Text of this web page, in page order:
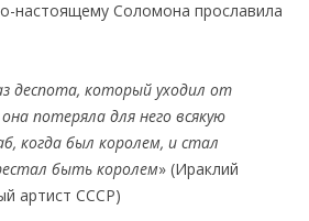
настоящему Соломона прославила
деспота, который уходил от
потеряла для него всякую
когда был королем, и стал
быть королем» (Ираклий
артист СССР)